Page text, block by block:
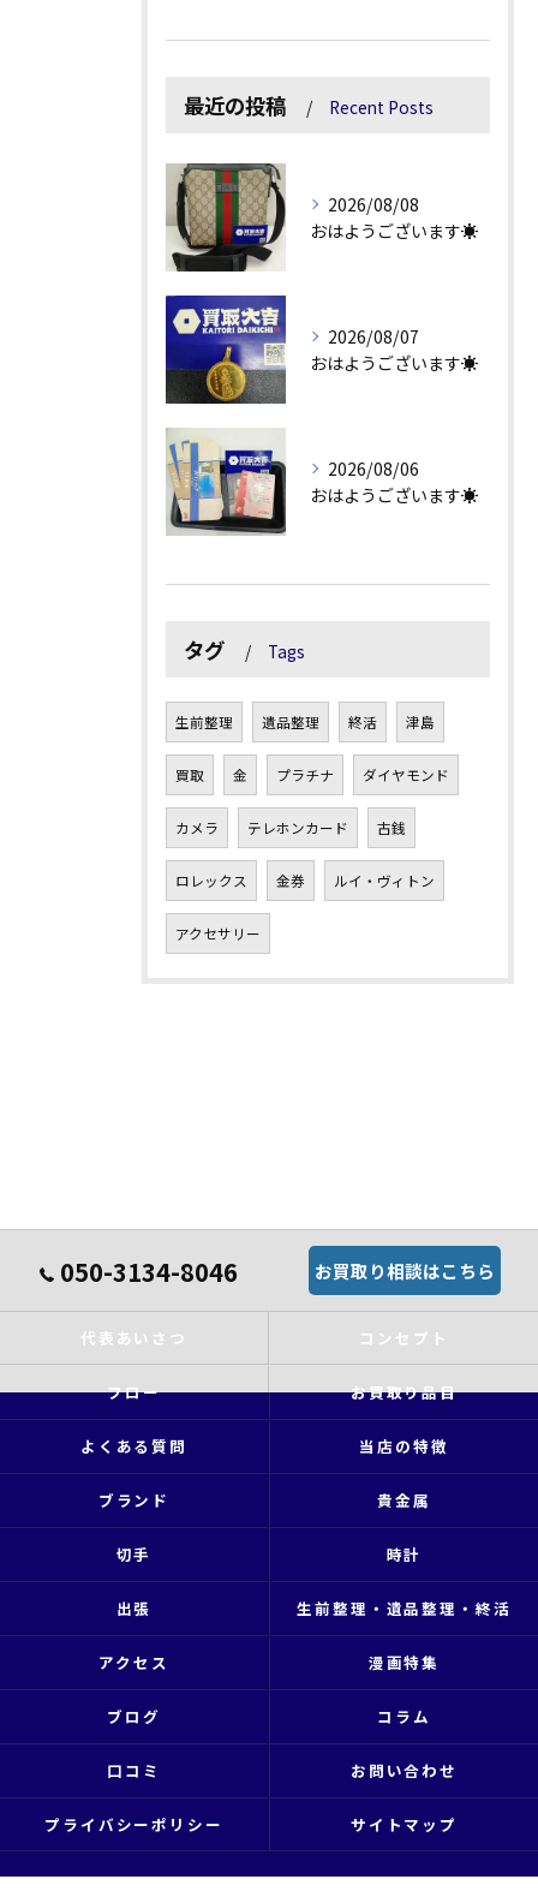
最近の投稿 Recent Posts
2026/08/08
おはようございます☀
2026/08/07
おはようございます☀
2026/08/06
おはようございます☀
タグ Tags
生前整理 遺品整理 終活 津島
買取 金 プラチナ ダイヤモンド
カメラ テレホンカード 古銭
ロレックス 金券 ルイ・ヴィトン
アクセサリー
050-3134-8046 お買取り相談はこちら
代表あいさつ コンセプト
フロー お買取り品目
よくある質問 当店の特徴
ブランド 貴金属
切手 時計
出張 生前整理・遺品整理・終活
アクセス 漫画特集
ブログ コラム
口コミ お問い合わせ
プライバシーポリシー サイトマップ